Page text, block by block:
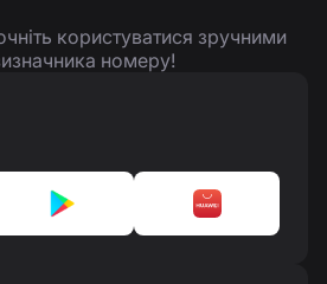
користуватися зручними
номеру!